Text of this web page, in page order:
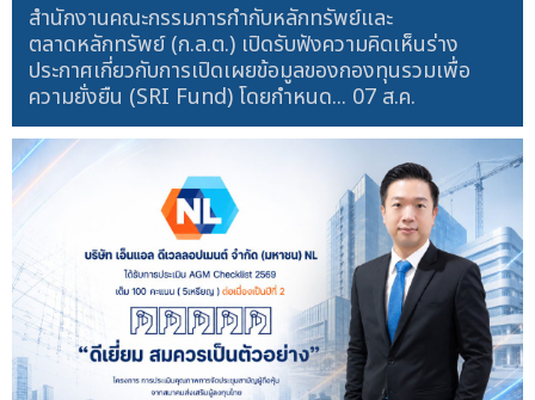
สำนักงานคณะกรรมการกำกับหลักทรัพย์และ
ตลาดหลักทรัพย์ (ก.ล.ต.) เปิดรับฟังความคิดเห็นร่าง
ประกาศเกี่ยวกับการเปิดเผยข้อมูลของกองทุนรวมเพื่อ
ความยั่งยืน (SRI Fund) โดยกำหนด... 07 ส.ค.